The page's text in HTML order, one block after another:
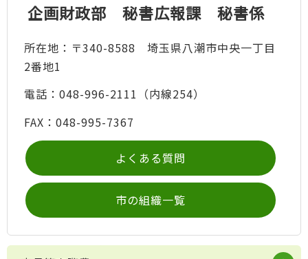
企画財政部 秘書広報課 秘書係
所在地：〒340-8588 埼玉県八潮市中央一丁目
2番地1
電話：048-996-2111（内線254）
FAX：048-995-7367
よくある質問
市の組織一覧